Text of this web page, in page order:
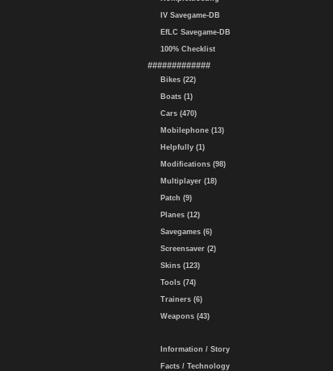
IV Savegame-DB
EfLC Savegame-DB
100% Checklist
#############
Bikes (22)
Boats (1)
Cars (470)
Mobilephone (13)
Helpfully (1)
Modifications (98)
Multiplayer (18)
Patch (9)
Planes (12)
Savegames (6)
Screensaver (2)
Skins (123)
Tools (74)
Trainers (6)
Weapons (43)
Information / Story
Facts / Technology